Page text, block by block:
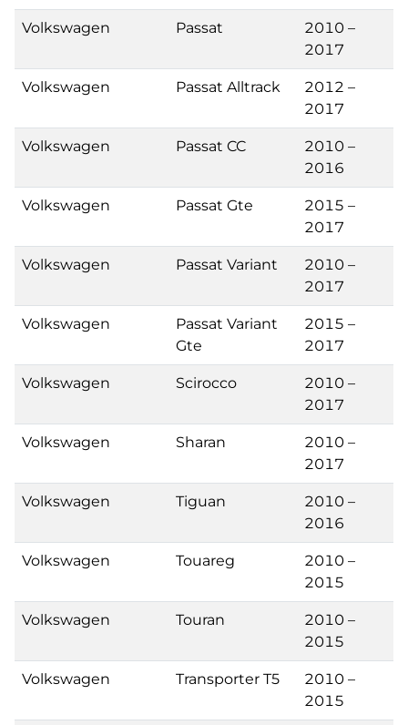
Volkswagen Passat
2010 –
2017
Volkswagen Passat Alltrack
2012 –
2017
Volkswagen Passat CC
2010 –
2016
Volkswagen Passat Gte
2015 –
2017
Volkswagen Passat Variant
2010 –
2017
Volkswagen
Passat Variant
Gte
2015 –
2017
Volkswagen Scirocco
2010 –
2017
Volkswagen Sharan
2010 –
2017
Volkswagen Tiguan
2010 –
2016
Volkswagen Touareg
2010 –
2015
Volkswagen Touran
2010 –
2015
Volkswagen Transporter T5
2010 –
2015